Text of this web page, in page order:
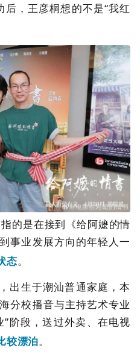
后，王彦桐想的不是“我红
的是在接到《给阿嬷的情
事业发展方向的年轻人一
态。
出生于潮汕普通家庭，本
分校播音与主持艺术专业
阶段，送过外卖、在电视
较漂泊。